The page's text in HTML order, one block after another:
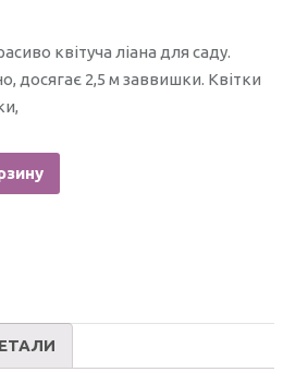
квітуча ліана для саду.
досягає 2,5 м заввишки. Квітки